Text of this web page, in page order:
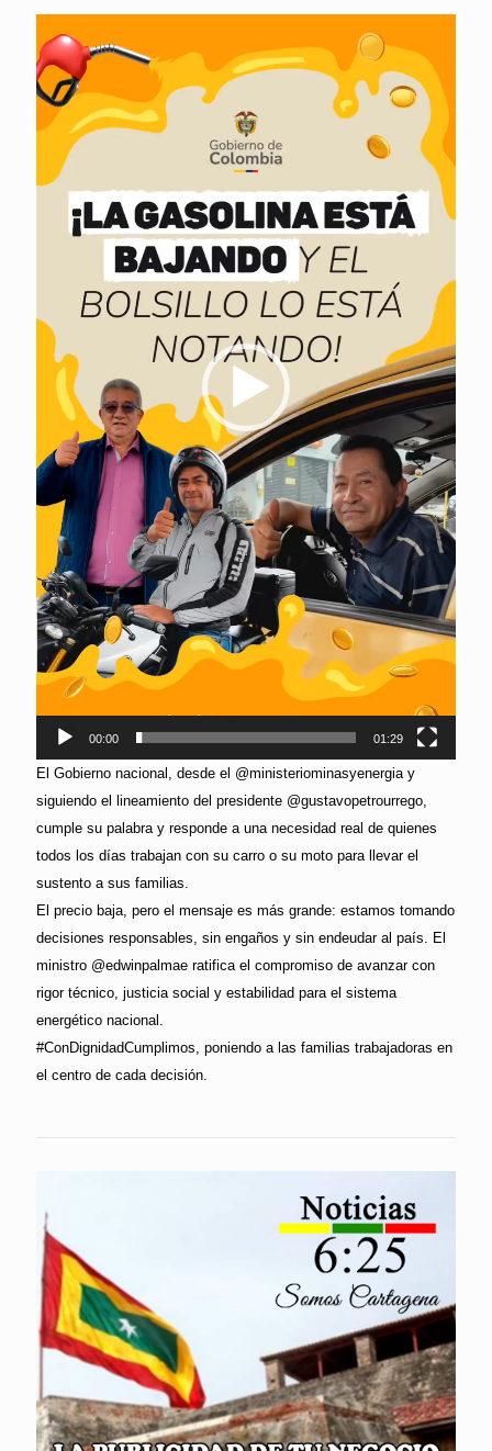
de
vídeo
00:00 01:29
El Gobierno nacional, desde el @ministeriominasyenergia y
siguiendo el lineamiento del presidente @gustavopetrourrego,
cumple su palabra y responde a una necesidad real de quienes
todos los días trabajan con su carro o su moto para llevar el
sustento a sus familias.
El precio baja, pero el mensaje es más grande: estamos tomando
decisiones responsables, sin engaños y sin endeudar al país. El
ministro @edwinpalmae ratifica el compromiso de avanzar con
rigor técnico, justicia social y estabilidad para el sistema
energético nacional.
#ConDignidadCumplimos, poniendo a las familias trabajadoras en
el centro de cada decisión.